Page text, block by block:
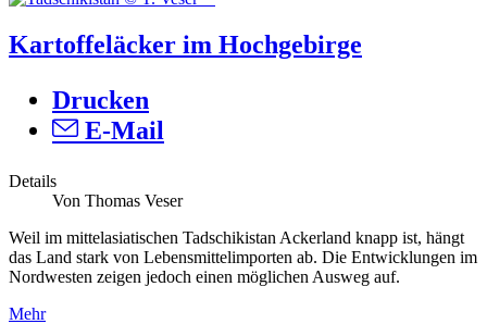
Kartoffeläcker im Hochgebirge
Drucken
E-Mail
Details
Von Thomas Veser
Weil im mittelasiatischen Tadschikistan Ackerland knapp ist, hängt
das Land stark von Lebensmittelimporten ab. Die Entwicklungen im
Nordwesten zeigen jedoch einen möglichen Ausweg auf.
Mehr